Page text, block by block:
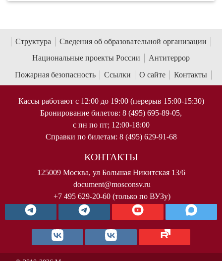
Структура
Сведения об образовательной организации
Национальные проекты России
Антитеррор
Пожарная безопасность
Ссылки О сайте Контакты
Кассы работают с 12:00 до 19:00 (перерыв 15:00-15:30)
Бронирование билетов: 8 (495) 695-89-05,
с пн по пт; 12:00-18:00
Справки по билетам: 8 (495) 629-91-68
КОНТАКТЫ
125009 Москва, ул Большая Никитская 13/6
document@mosconsv.ru
+7 495 629-20-60 (только по ВУЗу)